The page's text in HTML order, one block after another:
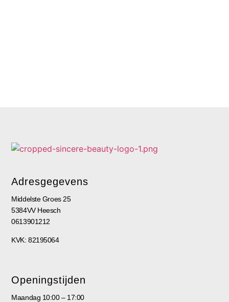
Adresgegevens
Middelste Groes 25
5384VV Heesch
0613901212
KVK: 82195064
Openingstijden
Maandag 10:00 – 17:00